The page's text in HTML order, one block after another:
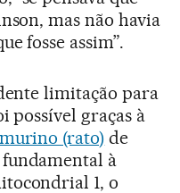
mas não havia
fosse assim”.
limitação para
possível graças à
(rato) de
à
1, o